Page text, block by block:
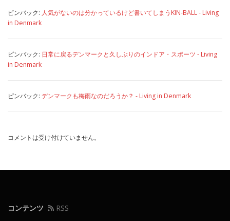
ピンバック: 人気がないのは分かっているけど書いてしまうKIN-BALL - Living
in Denmark
ピンバック: 日常に戻るデンマークと久しぶりのインドア・スポーツ - Living
in Denmark
ピンバック: デンマークも梅雨なのだろうか？ - Living in Denmark
コメントは受け付けていません。
コンテンツ
RSS